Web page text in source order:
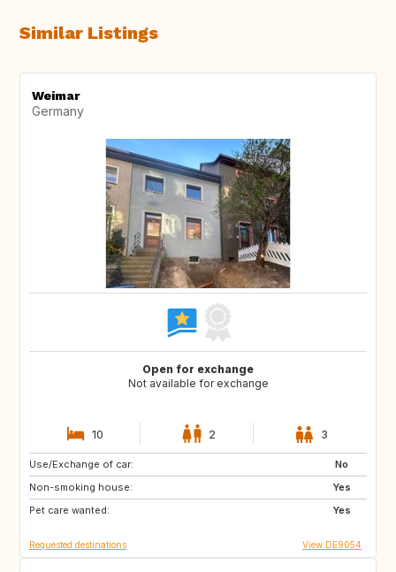
Similar Listings
Weimar
Germany
Open for exchange
Not available for exchange
10 2 3
Use/Exchange of car:
No
Non-smoking house:
Yes
Pet care wanted:
Yes
DE
IE
SE
Requested destinations View DE9054